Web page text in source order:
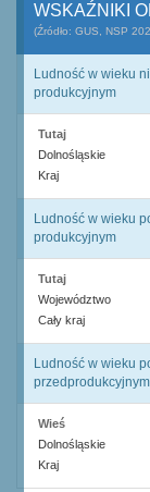
WSKAŹNIKI
(Źródło: GUS, NSP
Ludność w wieku
produkcyjnym
Tutaj
Dolnośląskie
Kraj
Ludność w wieku
produkcyjnym
Tutaj
Województwo
Cały kraj
Ludność w wieku
przedprodukcyjnym
Wieś
Dolnośląskie
Kraj